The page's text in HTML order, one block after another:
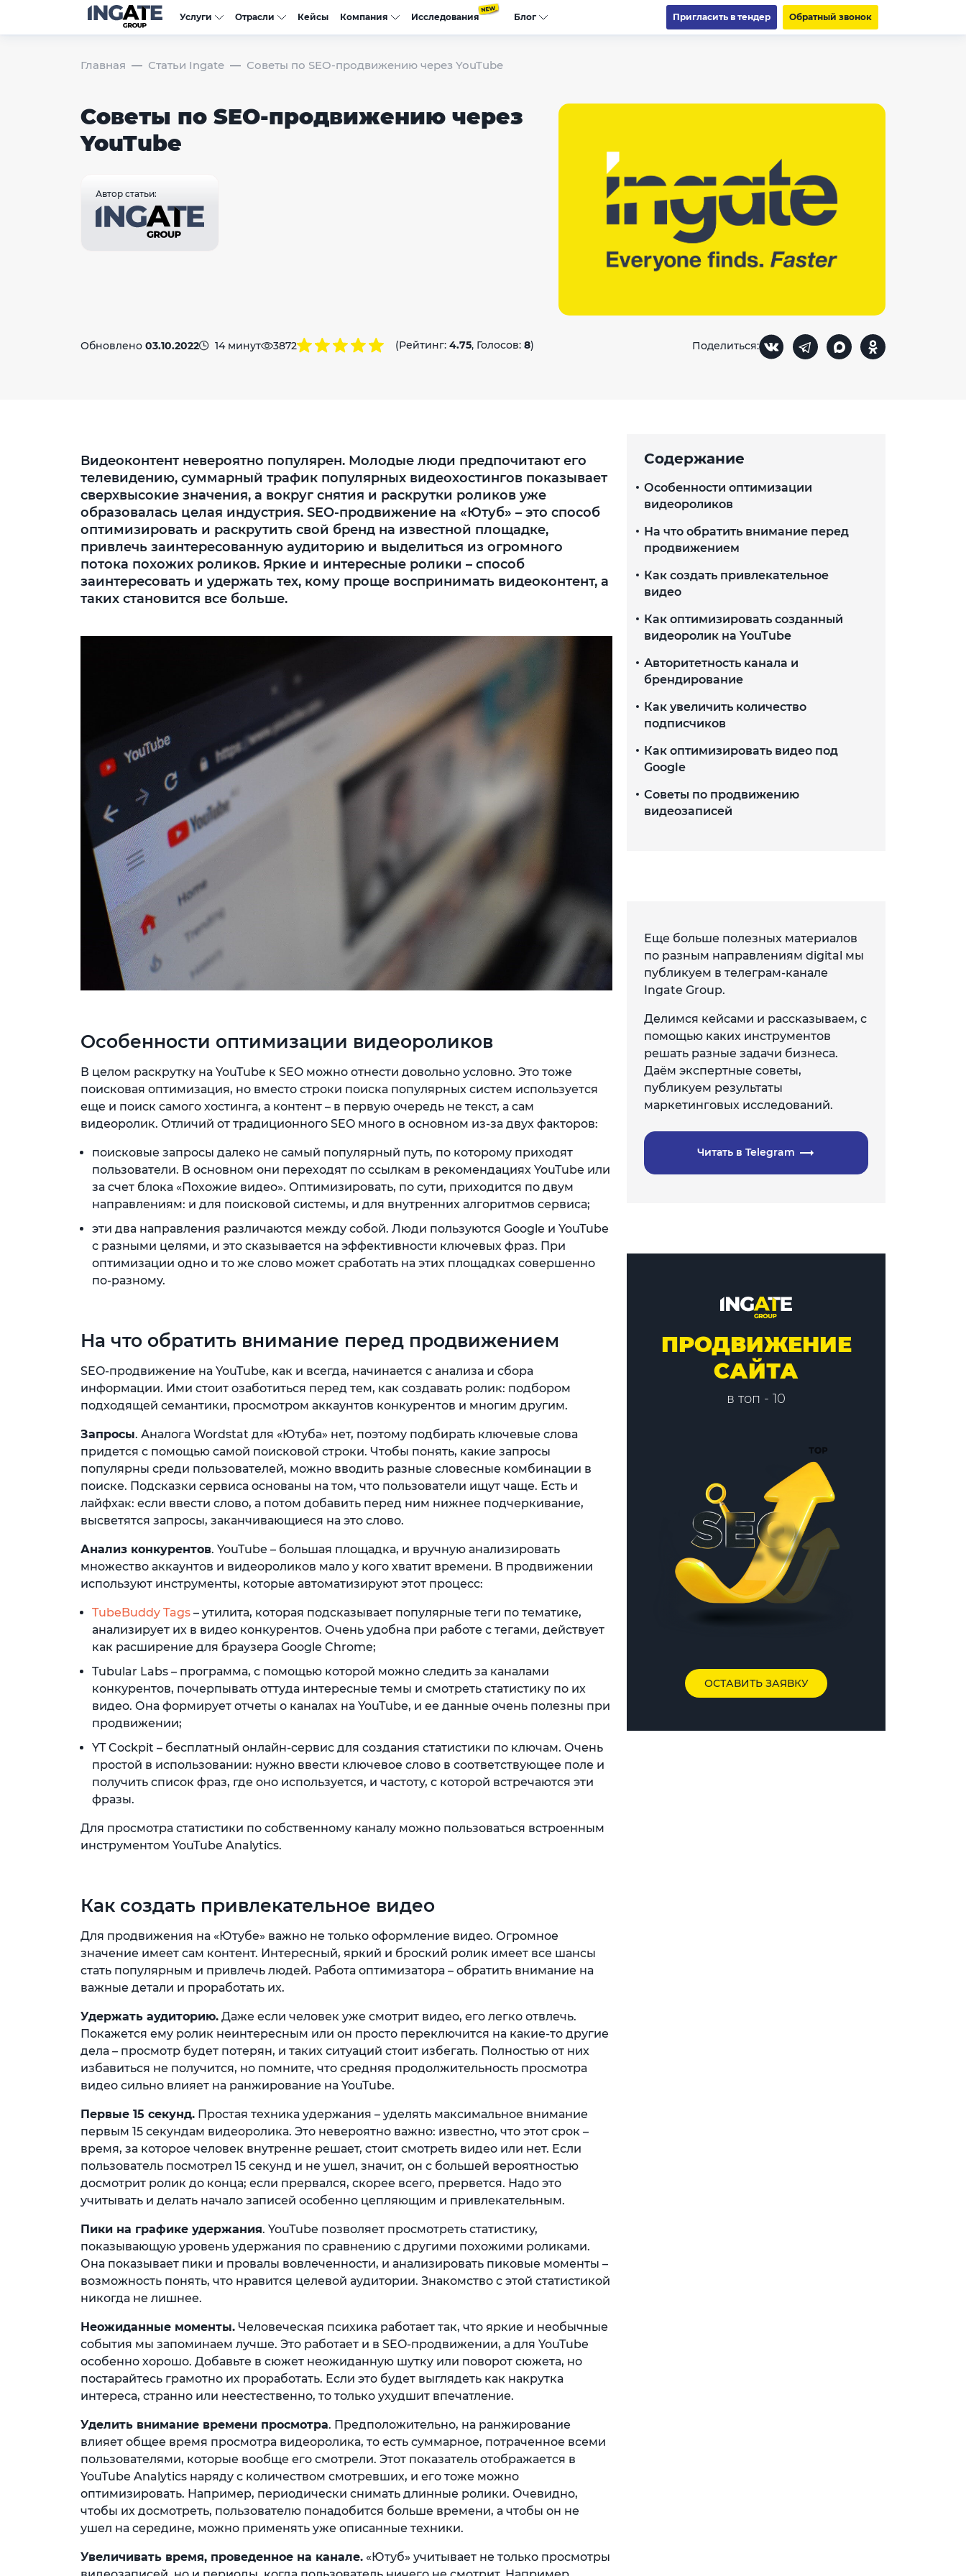
Услуги Отрасли Кейсы Компания Исследования Блог Пригласить в тендер Обратный звонок
Главная Статьи Ingate Советы по SEO-продвижению через YouTube
Советы по SEO-продвижению через
YouTube
Автор статьи:
Обновлено 03.10.2022 14 минут 3872 (Рейтинг: 4.75, Голосов: 8) Поделиться:
Видеоконтент невероятно популярен. Молодые люди предпочитают его
телевидению, суммарный трафик популярных видеохостингов показывает
сверхвысокие значения, а вокруг снятия и раскрутки роликов уже
образовалась целая индустрия. SEO-продвижение на «Ютуб» – это способ
оптимизировать и раскрутить свой бренд на известной площадке,
привлечь заинтересованную аудиторию и выделиться из огромного
потока похожих роликов. Яркие и интересные ролики – способ
заинтересовать и удержать тех, кому проще воспринимать видеоконтент, а
таких становится все больше.
Особенности оптимизации видеороликов
В целом раскрутку на YouTube к SEO можно отнести довольно условно. Это тоже
поисковая оптимизация, но вместо строки поиска популярных систем используется
еще и поиск самого хостинга, а контент – в первую очередь не текст, а сам
видеоролик. Отличий от традиционного SEO много в основном из-за двух факторов:
поисковые запросы далеко не самый популярный путь, по которому приходят
пользователи. В основном они переходят по ссылкам в рекомендациях YouTube или
за счет блока «Похожие видео». Оптимизировать, по сути, приходится по двум
направлениям: и для поисковой системы, и для внутренних алгоритмов сервиса;
эти два направления различаются между собой. Люди пользуются Google и YouTube
с разными целями, и это сказывается на эффективности ключевых фраз. При
оптимизации одно и то же слово может сработать на этих площадках совершенно
по-разному.
На что обратить внимание перед продвижением
SEO-продвижение на YouTube, как и всегда, начинается с анализа и сбора
информации. Ими стоит озаботиться перед тем, как создавать ролик: подбором
подходящей семантики, просмотром аккаунтов конкурентов и многим другим.
Запросы. Аналога Wordstat для «Ютуба» нет, поэтому подбирать ключевые слова
придется с помощью самой поисковой строки. Чтобы понять, какие запросы
популярны среди пользователей, можно вводить разные словесные комбинации в
поиске. Подсказки сервиса основаны на том, что пользователи ищут чаще. Есть и
лайфхак: если ввести слово, а потом добавить перед ним нижнее подчеркивание,
высветятся запросы, заканчивающиеся на это слово.
Анализ конкурентов. YouTube – большая площадка, и вручную анализировать
множество аккаунтов и видеороликов мало у кого хватит времени. В продвижении
используют инструменты, которые автоматизируют этот процесс:
TubeBuddy Tags – утилита, которая подсказывает популярные теги по тематике,
анализирует их в видео конкурентов. Очень удобна при работе с тегами, действует
как расширение для браузера Google Chrome;
Tubular Labs – программа, с помощью которой можно следить за каналами
конкурентов, почерпывать оттуда интересные темы и смотреть статистику по их
видео. Она формирует отчеты о каналах на YouTube, и ее данные очень полезны при
продвижении;
YT Cockpit – бесплатный онлайн-сервис для создания статистики по ключам. Очень
простой в использовании: нужно ввести ключевое слово в соответствующее поле и
получить список фраз, где оно используется, и частоту, с которой встречаются эти
фразы.
Для просмотра статистики по собственному каналу можно пользоваться встроенным
инструментом YouTube Analytics.
Как создать привлекательное видео
Для продвижения на «Ютубе» важно не только оформление видео. Огромное
значение имеет сам контент. Интересный, яркий и броский ролик имеет все шансы
стать популярным и привлечь людей. Работа оптимизатора – обратить внимание на
важные детали и проработать их.
Удержать аудиторию. Даже если человек уже смотрит видео, его легко отвлечь.
Покажется ему ролик неинтересным или он просто переключится на какие-то другие
дела – просмотр будет потерян, и таких ситуаций стоит избегать. Полностью от них
избавиться не получится, но помните, что средняя продолжительность просмотра
видео сильно влияет на ранжирование на YouTube.
Первые 15 секунд. Простая техника удержания – уделять максимальное внимание
первым 15 секундам видеоролика. Это невероятно важно: известно, что этот срок –
время, за которое человек внутренне решает, стоит смотреть видео или нет. Если
пользователь посмотрел 15 секунд и не ушел, значит, он с большей вероятностью
досмотрит ролик до конца; если прервался, скорее всего, прервется. Надо это
учитывать и делать начало записей особенно цепляющим и привлекательным.
Пики на графике удержания. YouTube позволяет просмотреть статистику,
показывающую уровень удержания по сравнению с другими похожими роликами.
Она показывает пики и провалы вовлеченности, и анализировать пиковые моменты –
возможность понять, что нравится целевой аудитории. Знакомство с этой статистикой
никогда не лишнее.
Неожиданные моменты. Человеческая психика работает так, что яркие и необычные
события мы запоминаем лучше. Это работает и в SEO-продвижении, а для YouTube
особенно хорошо. Добавьте в сюжет неожиданную шутку или поворот сюжета, но
постарайтесь грамотно их проработать. Если это будет выглядеть как накрутка
интереса, странно или неестественно, то только ухудшит впечатление.
Уделить внимание времени просмотра. Предположительно, на ранжирование
влияет общее время просмотра видеоролика, то есть суммарное, потраченное всеми
пользователями, которые вообще его смотрели. Этот показатель отображается в
YouTube Analytics наряду с количеством смотревших, и его тоже можно
оптимизировать. Например, периодически снимать длинные ролики. Очевидно,
чтобы их досмотреть, пользователю понадобится больше времени, а чтобы он не
ушел на середине, можно применять уже описанные техники.
Увеличивать время, проведенное на канале. «Ютуб» учитывает не только просмотры
Содержание
Особенности оптимизации
видеороликов
На что обратить внимание перед
продвижением
Как создать привлекательное
видео
Как оптимизировать созданный
видеоролик на YouTube
Авторитетность канала и
брендирование
Как увеличить количество
подписчиков
Как оптимизировать видео под
Google
Советы по продвижению
видеозаписей
Еще больше полезных материалов
по разным направлениям digital мы
публикуем в телеграм-канале
Ingate Group.
Делимся кейсами и рассказываем, с
помощью каких инструментов
решать разные задачи бизнеса.
Даём экспертные советы,
публикуем результаты
маркетинговых исследований.
Читать в Telegram
ПРОДВИЖЕНИЕ
САЙТА
в топ - 10
ОСТАВИТЬ ЗАЯВКУ